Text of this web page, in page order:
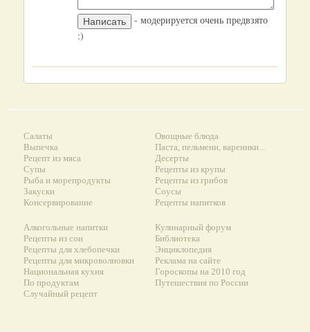
- модерируется очень предвзято
:)
Салаты
Выпечка
Рецепт из мяса
Супы
Рыба и морепродукты
Закуски
Консервирование
Овощные блюда
Паста, пельмени, вареники...
Десерты
Рецепты из крупы
Рецепты из грибов
Соусы
Рецепты напитков
Алкогольные напитки
Рецепты из сои
Рецепты для хлебопечки
Рецепты для микроволновки
Национальная кухня
По продуктам
Случайный рецепт
Кулинарный форум
Библиотека
Энциклопедия
Реклама на сайте
Гороскопы на 2010 год
Путешествия по России